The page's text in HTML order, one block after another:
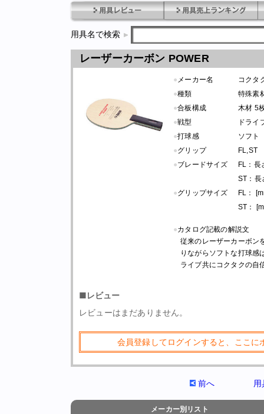
用具名で検索
レーザーカーボン POWER
● メーカー名
コクタ
●種類
特殊素
●合板構成
木材 5
●戦型
ドライ
●打球感
ソフト
●グリップ
FL,ST
●ブレードサイズ
FL：長
ST：長
●グリップサイズ
FL：
ST：
●カタログ記載の解説文
従来のレーザーカーボン
りながらソフトな打球感
ライブ共にコクタクの自
■レビュー
レビューはまだありません。
会員登録してログインすると、ここ
前へ
メーカー別リスト